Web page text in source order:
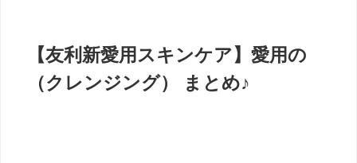
【友利新愛用スキンケア】愛用の
（クレンジング） まとめ♪